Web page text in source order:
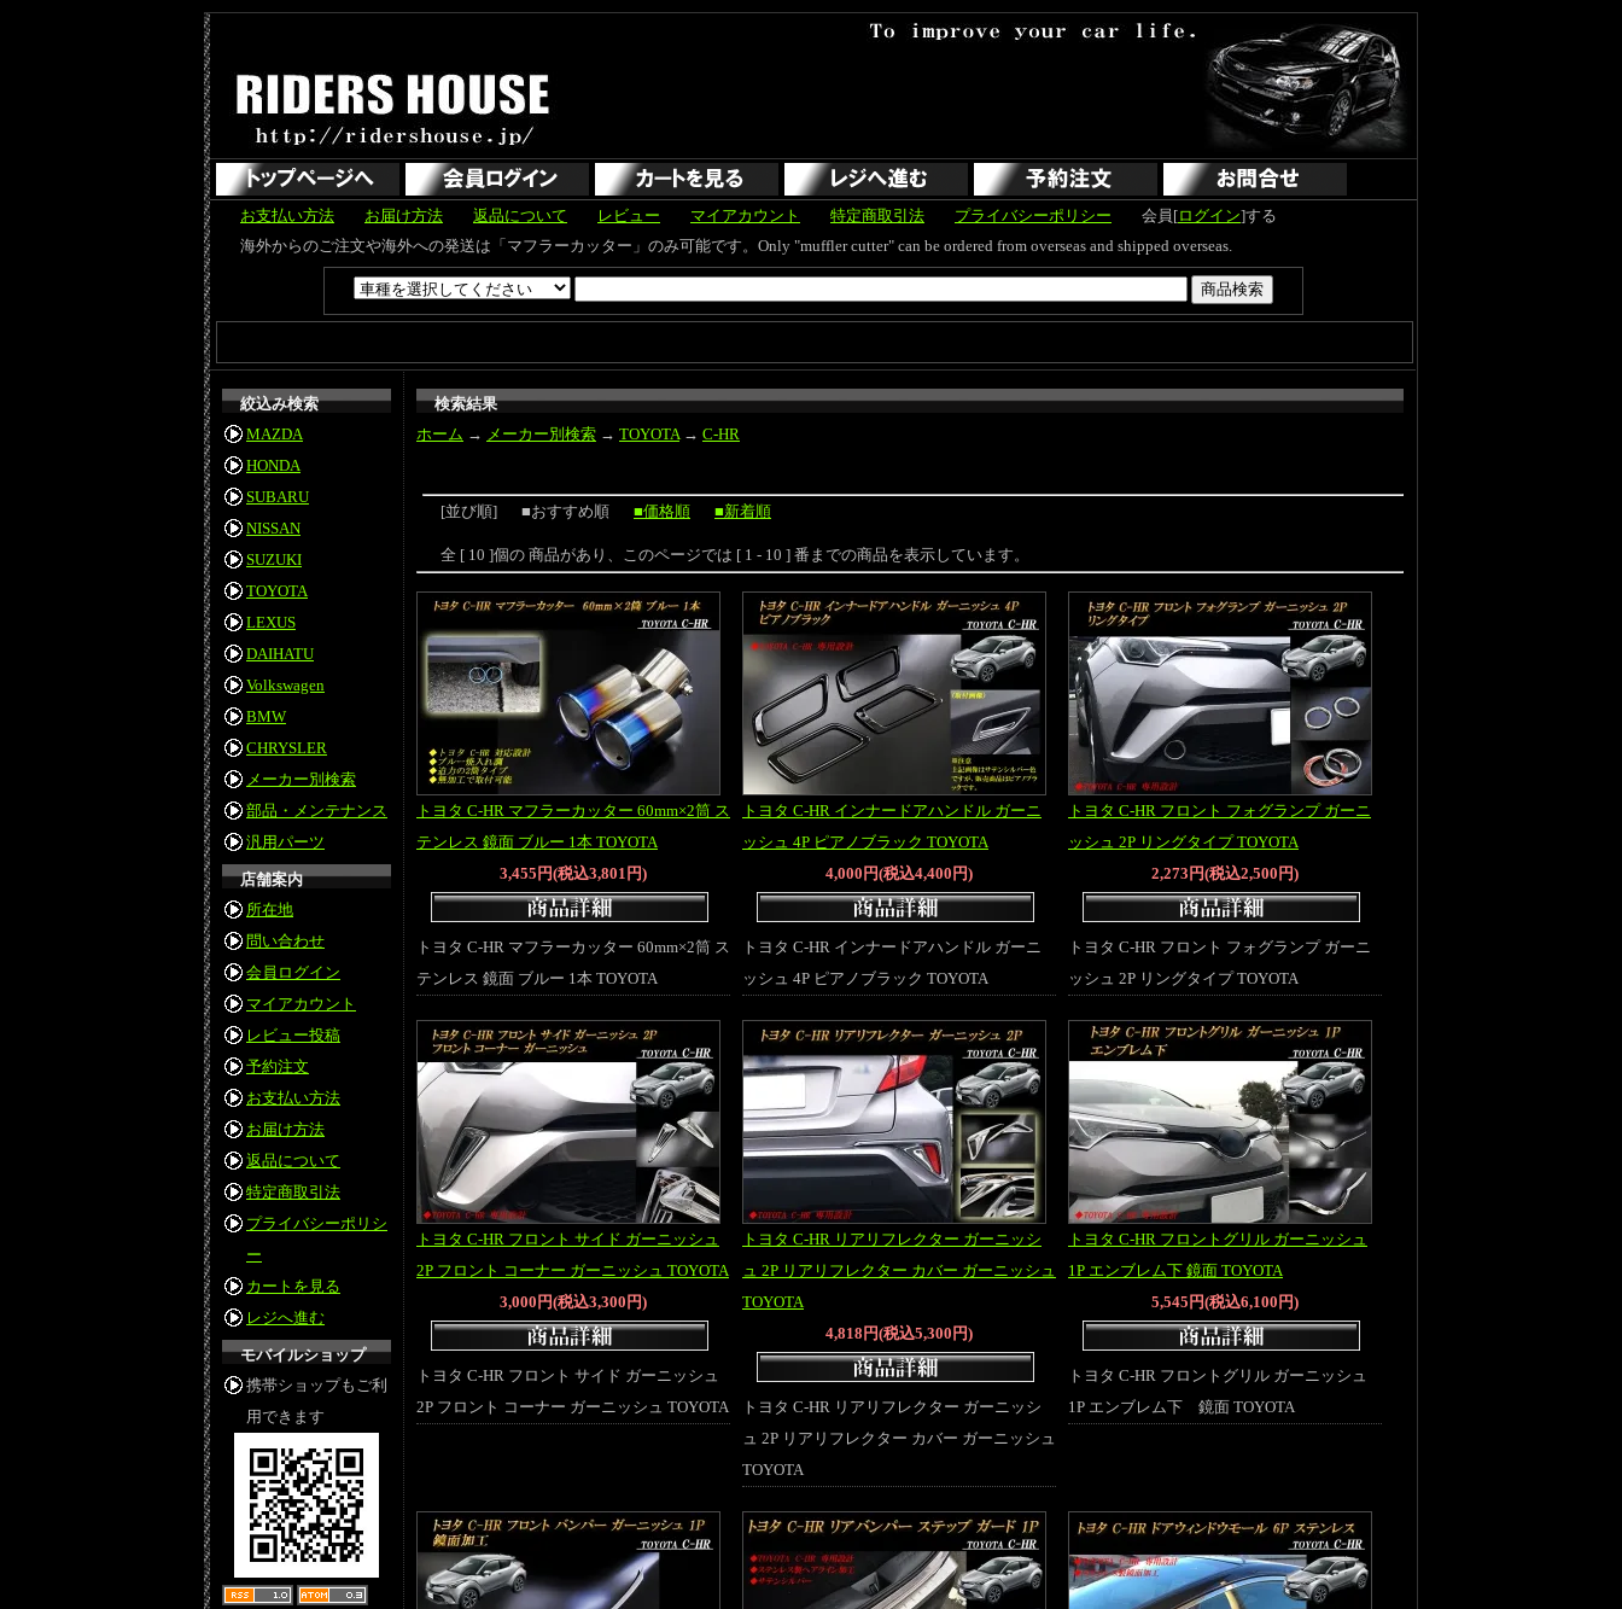
お支払い方法 お届け方法 返品について レビュー マイアカウント 特定商取引法 プライバシーポリシー 会員[ログイン]する
海外からのご注文や海外への発送は「マフラーカッター」のみ可能です。Only "muffler cutter" can be ordered from overseas and shipped overseas.
絞込み検索
MAZDA
HONDA
SUBARU
NISSAN
SUZUKI
TOYOTA
LEXUS
DAIHATU
Volkswagen
BMW
CHRYSLER
メーカー別検索
部品・メンテナンス
汎用パーツ
店舗案内
所在地
問い合わせ
会員ログイン
マイアカウント
レビュー投稿
予約注文
お支払い方法
お届け方法
返品について
特定商取引法
プライバシーポリシ
ー
カートを見る
レジへ進む
モバイルショップ
携帯ショップもご利
用できます
検索結果
ホーム → メーカー別検索 → TOYOTA→ C-HR
[並び順] ■おすすめ順 ■価格順 ■新着順
全 [ 10 ]個の 商品があり、このページでは [ 1 - 10 ] 番までの商品を表示しています。
トヨタ C-HR マフラーカッター 60mm×2筒 ス
テンレス 鏡面 ブルー 1本 TOYOTA
3,455円(税込3,801円)
トヨタ C-HR マフラーカッター 60mm×2筒 ス
テンレス 鏡面 ブルー 1本 TOYOTA
トヨタ C-HR インナードアハンドル ガーニ
ッシュ 4P ピアノブラック TOYOTA
4,000円(税込4,400円)
トヨタ C-HR インナードアハンドル ガーニ
ッシュ 4P ピアノブラック TOYOTA
トヨタ C-HR フロント フォグランプ ガーニ
ッシュ 2P リングタイプ TOYOTA
2,273円(税込2,500円)
トヨタ C-HR フロント フォグランプ ガーニ
ッシュ 2P リングタイプ TOYOTA
トヨタ C-HR フロント サイド ガーニッシュ
2P フロント コーナー ガーニッシュ TOYOTA
3,000円(税込3,300円)
トヨタ C-HR フロント サイド ガーニッシュ
2P フロント コーナー ガーニッシュ TOYOTA
トヨタ C-HR リアリフレクター ガーニッシ
ュ 2P リアリフレクター カバー ガーニッシュ
TOYOTA
4,818円(税込5,300円)
トヨタ C-HR リアリフレクター ガーニッシ
ュ 2P リアリフレクター カバー ガーニッシュ
TOYOTA
トヨタ C-HR フロントグリル ガーニッシュ
1P エンブレム下 鏡面 TOYOTA
5,545円(税込6,100円)
トヨタ C-HR フロントグリル ガーニッシュ
1P エンブレム下 鏡面 TOYOTA